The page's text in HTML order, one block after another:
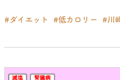
#ダイエット #低カロリー #川